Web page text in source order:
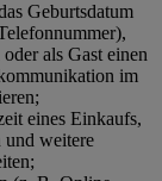
Geburtsdatum
als Gast einen
im
eines Einkaufs,
und weitere